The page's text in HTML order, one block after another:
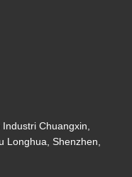
Chuangxin,
Longhua, Shenzhen,